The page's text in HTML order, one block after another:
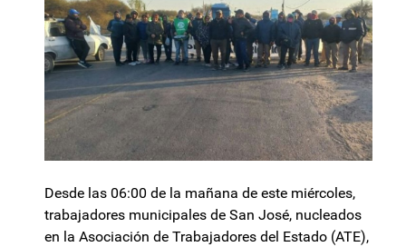
Desde las 06:00 de la mañana de este miércoles,
trabajadores municipales de San José, nucleados
en la Asociación de Trabajadores del Estado (ATE),